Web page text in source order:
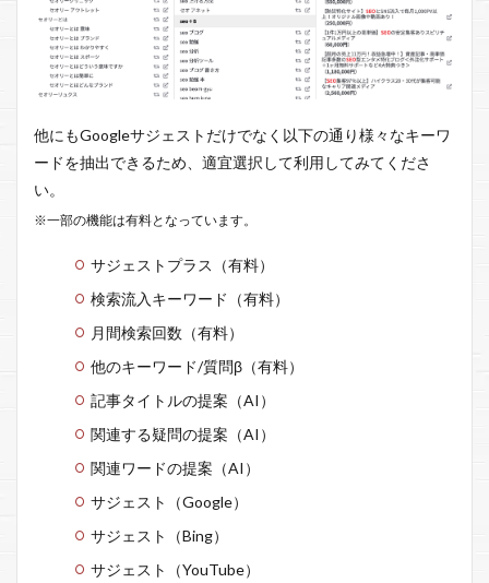
他にもGoogleサジェストだけでなく以下の通り様々なキーワ
ードを抽出できるため、適宜選択して利用してみてくださ
い。
※一部の機能は有料となっています。
サジェストプラス（有料）
検索流入キーワード（有料）
月間検索回数（有料）
他のキーワード/質問β（有料）
記事タイトルの提案（AI）
関連する疑問の提案（AI）
関連ワードの提案（AI）
サジェスト（Google）
サジェスト（Bing）
サジェスト（YouTube）